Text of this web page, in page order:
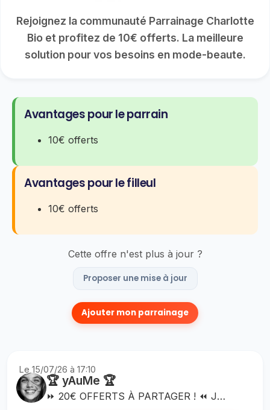
Rejoignez la communauté Parrainage Charlotte
Bio et profitez de 10€ offerts. La meilleure
solution pour vos besoins en mode-beaute.
Avantages pour le parrain
10€ offerts
Avantages pour le filleul
10€ offerts
Cette offre n'est plus à jour ?
Proposer une mise à jour
Ajouter mon parrainage
Le 15/07/26 à 17:10
🏆 yAuMe 🏆
⏩ 20€ OFFERTS À PARTAGER ! ⏪ J'adore Charlotte Bio ! Achetez via mon lien pour obtenir une récompense de 10€ chacun-e à partir de 40€ : ➡️ https://rwrd.io/ref_4UIXGV2?s